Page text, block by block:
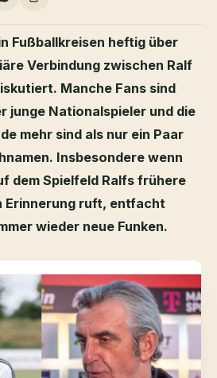
Fußballkreisen heftig über
Verbindung zwischen Ralf
Manche Fans sind
junge Nationalspieler und die
mehr sind als nur ein Paar
Insbesondere wenn
dem Spielfeld Ralfs frühere
Erinnerung ruft, entfacht
wieder neue Funken.